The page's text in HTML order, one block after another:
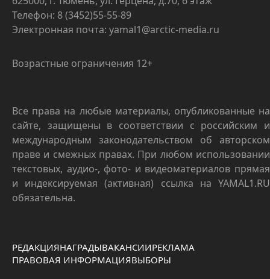
Телефон: 8 (3452)55-55-89
Электронная почта: yamal1@arctic-media.ru
Возрастные ограничения 12+
Все права на любые материалы, опубликованные на
сайте, защищены в соответствии с российским и
международным законодательством об авторском
праве и смежных правах. При любом использовании
текстовых, аудио-, фото- и видеоматериалов прямая
и индексируемая (активная) ссылка на YAMAL1.RU
обязательна.
РЕДАКЦИЯНАГРАДЫВАКАНСИИРЕКЛАМА
ПРАВОВАЯ ИНФОРМАЦИЯВЫБОРЫ